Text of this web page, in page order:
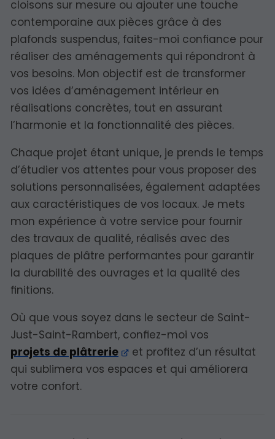
cloisons sur mesure ou ajouter une touche
contemporaine aux pièces grâce à des
plafonds suspendus, faites-moi confiance pour
réaliser des aménagements qui répondront à
vos besoins. Mon objectif est de transformer
vos idées d’aménagement intérieur en
réalisations concrètes, tout en assurant
l’harmonie et la fonctionnalité des pièces.
Chaque projet étant unique, je prends le temps
d’étudier vos attentes pour vous proposer des
solutions personnalisées, également adaptées
aux caractéristiques de vos locaux. Je mets
mon expérience à votre service pour fournir
des travaux de qualité, réalisés avec des
plaques de plâtre performantes pour garantir
la durabilité des ouvrages et la qualité des
finitions.
Où que vous soyez dans le secteur de Saint-
Just-Saint-Rambert, confiez-moi vos
projets de plâtrerie
et profitez d’un résultat
qui sublimera vos espaces et qui améliorera
votre confort.